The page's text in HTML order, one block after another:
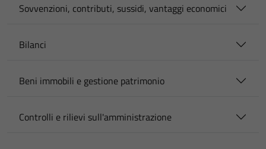
Sovvenzioni, contributi, sussidi, vantaggi economici
Bilanci
Beni immobili e gestione patrimonio
Controlli e rilievi sull'amministrazione